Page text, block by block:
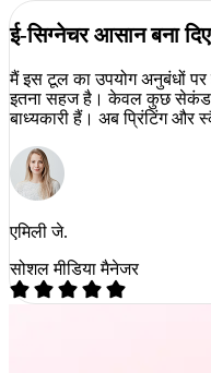
ई-सिग्नेचर आसान बना
मैं इस टूल का उपयोग अनुबंधों
इतना सहज है। केवल कुछ सेकंड
बाध्यकारी हैं। अब प्रिंटिंग और
एमिली जे.
सोशल मीडिया मैनेजर